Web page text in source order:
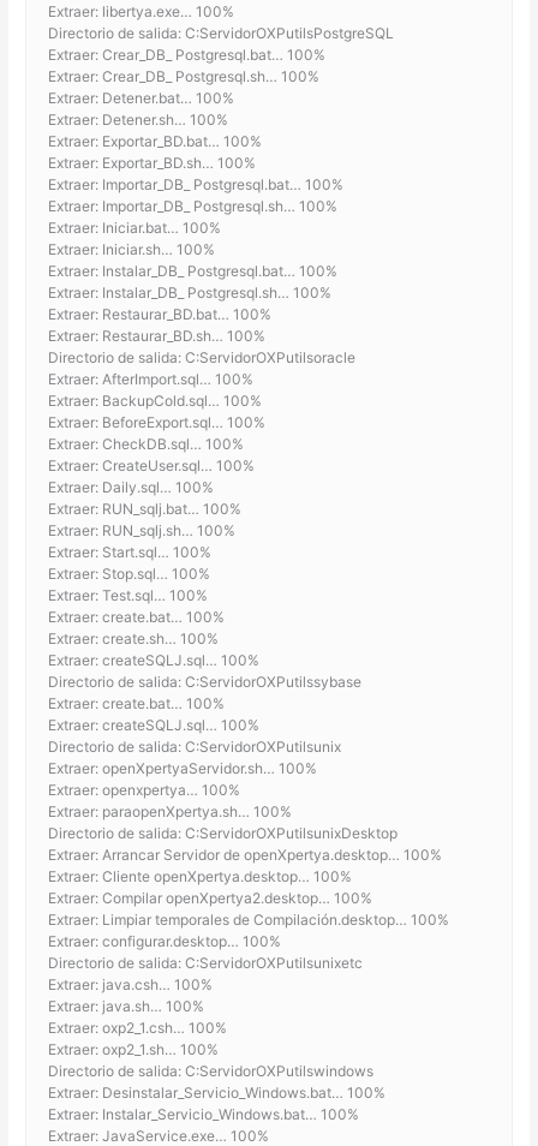
Extraer: libertya.exe… 100%
Directorio de salida: C:ServidorOXPutilsPostgreSQL
Extraer: Crear_DB_ Postgresql.bat… 100%
Extraer: Crear_DB_ Postgresql.sh… 100%
Extraer: Detener.bat… 100%
Extraer: Detener.sh… 100%
Extraer: Exportar_BD.bat… 100%
Extraer: Exportar_BD.sh… 100%
Extraer: Importar_DB_ Postgresql.bat… 100%
Extraer: Importar_DB_ Postgresql.sh… 100%
Extraer: Iniciar.bat… 100%
Extraer: Iniciar.sh… 100%
Extraer: Instalar_DB_ Postgresql.bat… 100%
Extraer: Instalar_DB_ Postgresql.sh… 100%
Extraer: Restaurar_BD.bat… 100%
Extraer: Restaurar_BD.sh… 100%
Directorio de salida: C:ServidorOXPutilsoracle
Extraer: AfterImport.sql… 100%
Extraer: BackupCold.sql… 100%
Extraer: BeforeExport.sql… 100%
Extraer: CheckDB.sql… 100%
Extraer: CreateUser.sql… 100%
Extraer: Daily.sql… 100%
Extraer: RUN_sqlj.bat… 100%
Extraer: RUN_sqlj.sh… 100%
Extraer: Start.sql… 100%
Extraer: Stop.sql… 100%
Extraer: Test.sql… 100%
Extraer: create.bat… 100%
Extraer: create.sh… 100%
Extraer: createSQLJ.sql… 100%
Directorio de salida: C:ServidorOXPutilssybase
Extraer: create.bat… 100%
Extraer: createSQLJ.sql… 100%
Directorio de salida: C:ServidorOXPutilsunix
Extraer: openXpertyaServidor.sh… 100%
Extraer: openxpertya… 100%
Extraer: paraopenXpertya.sh… 100%
Directorio de salida: C:ServidorOXPutilsunixDesktop
Extraer: Arrancar Servidor de openXpertya.desktop… 100%
Extraer: Cliente openXpertya.desktop… 100%
Extraer: Compilar openXpertya2.desktop… 100%
Extraer: Limpiar temporales de Compilación.desktop… 100%
Extraer: configurar.desktop… 100%
Directorio de salida: C:ServidorOXPutilsunixetc
Extraer: java.csh… 100%
Extraer: java.sh… 100%
Extraer: oxp2_1.csh… 100%
Extraer: oxp2_1.sh… 100%
Directorio de salida: C:ServidorOXPutilswindows
Extraer: Desinstalar_Servicio_Windows.bat… 100%
Extraer: Instalar_Servicio_Windows.bat… 100%
Extraer: JavaService.exe… 100%